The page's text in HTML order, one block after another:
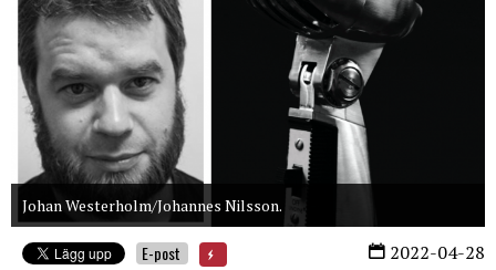
Johan Westerholm/Johannes Nilsson.
2022-04-28
E-post